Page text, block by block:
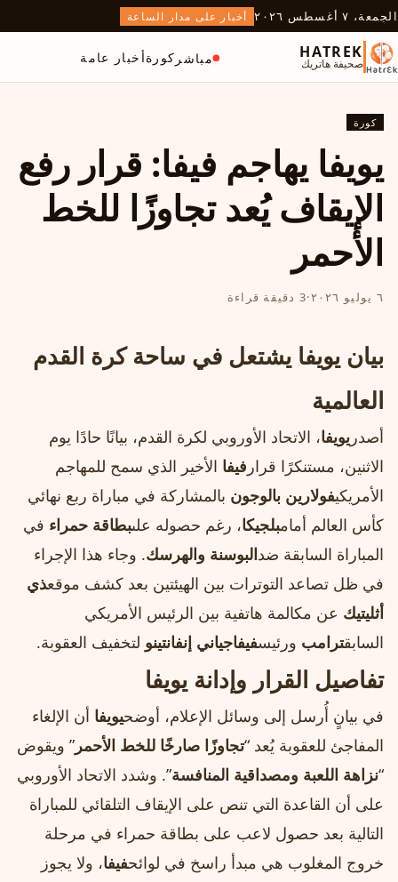
الجمعة، ٧ أغسطس ٢٠٢٦ أخبار على مدار الساعة
HATREK
صحيفة هاتريك مباشر كورةأخبار عامة
كورة
يويفا يهاجم فيفا: قرار رفع
الإيقاف يُعد تجاوزًا للخط
الأحمر
٦ يوليو ٢٠٢٦ ·3 دقيقة قراءة
بيان يويفا يشتعل في ساحة كرة القدم
العالمية
أصدر يويفا، الاتحاد الأوروبي لكرة القدم، بيانًا حادًا يوم
الاثنين، مستنكرًا قرار فيفا الأخير الذي سمح للمهاجم
الأمريكيفولارين بالوجون بالمشاركة في مباراة ربع نهائي
كأس العالم أمامبلجيكا، رغم حصوله علىبطاقة حمراء في
المباراة السابقة ضدالبوسنة والهرسك. وجاء هذا الإجراء
في ظل تصاعد التوترات بين الهيئتين بعد كشف موقعذي
أثليتيك عن مكالمة هاتفية بين الرئيس الأمريكي
السابقترامب ورئيسفيفاجياني إنفانتينو لتخفيف العقوبة.
تفاصيل القرار وإدانة يويفا
في بيانٍ أُرسل إلى وسائل الإعلام، أوضحيويفا أن الإلغاء
المفاجئ للعقوبة يُعد “تجاوزًا صارخًا للخط الأحمر ” ويقوض
“نزاهة اللعبة ومصداقية المنافسة”. وشدد الاتحاد الأوروبي
على أن القاعدة التي تنص على الإيقاف التلقائي للمباراة
التالية بعد حصول لاعب على بطاقة حمراء في مرحلة
خروج المغلوب هي مبدأ راسخ في لوائحفيفا، ولا يجوز